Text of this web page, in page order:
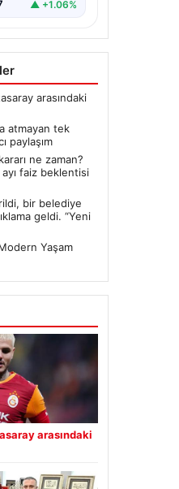
▲ +1.06%
arasındaki
atmayan tek
paylaşım
ne zaman?
faiz beklentisi
bir belediye
geldi. “Yeni
Yaşam
arasındaki